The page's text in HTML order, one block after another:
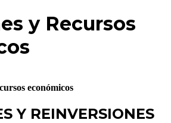
y Recursos
económicos
Y REINVERSIONES